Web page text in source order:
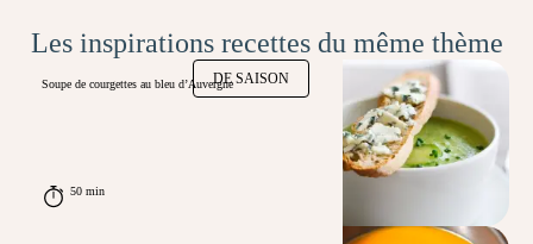
Les inspirations recettes du même thème
DE SAISON
Soupe de courgettes au bleu d’Auvergne
50 min